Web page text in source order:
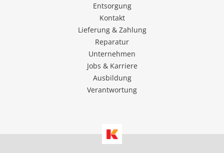
Entsorgung
Kontakt
Lieferung & Zahlung
Reparatur
Unternehmen
Jobs & Karriere
Ausbildung
Verantwortung